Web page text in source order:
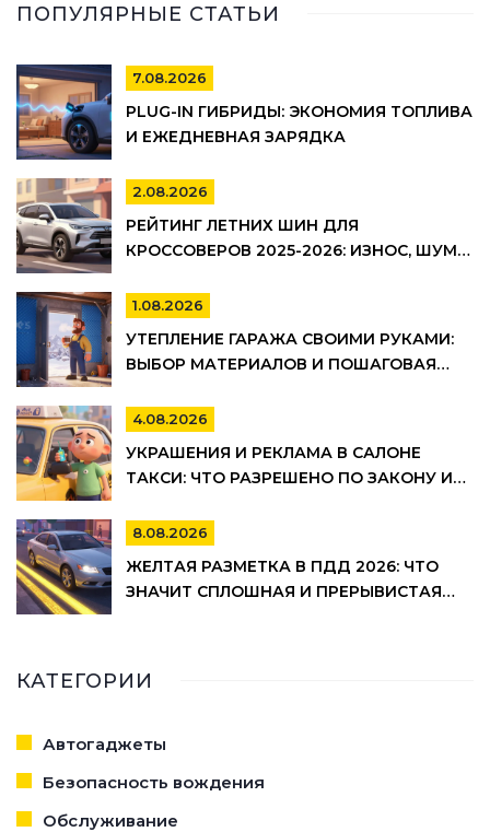
ПОПУЛЯРНЫЕ СТАТЬИ
7.08.2026
PLUG-IN ГИБРИДЫ: ЭКОНОМИЯ ТОПЛИВА
И ЕЖЕДНЕВНАЯ ЗАРЯДКА
2.08.2026
РЕЙТИНГ ЛЕТНИХ ШИН ДЛЯ
КРОССОВЕРОВ 2025-2026: ИЗНОС, ШУМ И
1.08.2026
УТЕПЛЕНИЕ ГАРАЖА СВОИМИ РУКАМИ:
ВЫБОР МАТЕРИАЛОВ И ПОШАГОВАЯ
4.08.2026
УКРАШЕНИЯ И РЕКЛАМА В САЛОНЕ
ТАКСИ: ЧТО РАЗРЕШЕНО ПО ЗАКОНУ И
8.08.2026
ЖЕЛТАЯ РАЗМЕТКА В ПДД 2026: ЧТО
ЗНАЧИТ СПЛОШНАЯ И ПРЕРЫВИСТАЯ
КАТЕГОРИИ
Автогаджеты
Безопасность вождения
Обслуживание